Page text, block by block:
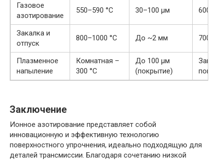
Газовое
азотирование
550–590 °C 30–100 µм
Закалка и
отпуск
800–1000 °C До ~2 мм
Плазменное
напыление
Комнатная –
300 °C
До 100 µм
(покрытие)
Заключение
Ионное азотирование представляет собой
инновационную и эффективную технологию
поверхностного упрочнения, идеально подходящую для
деталей трансмиссии. Благодаря сочетанию низкой